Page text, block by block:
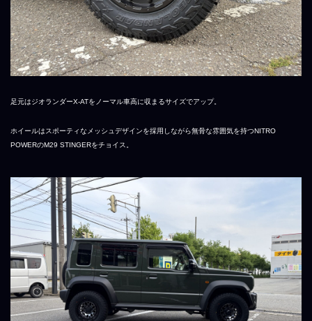
足元はジオランダーX-ATをノーマル車高に収まるサイズでアップ。
ホイールはスポーティなメッシュデザインを採用しながら無骨な雰囲気を持つNITRO
POWERのM29 STINGERをチョイス。